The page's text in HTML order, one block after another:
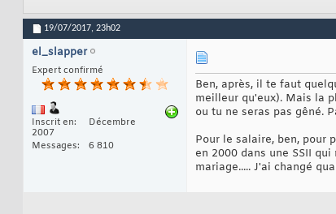
19/07/2017, 23h02
el_slapper
Expert confirmé
Inscrit en
Décembre
2007
Messages
6 810
Ben, après, il te faut
meilleur qu'eux). Mais la
ou tu ne seras pas gêné.
Pour le salaire, ben, pour
en 2000 dans une SSII
mariage..... J'ai changé